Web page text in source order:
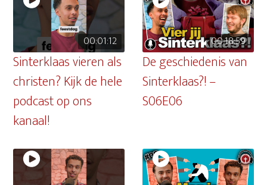
00:01:12
Sinterklaas vieren als
christen? Kijk de hele
podcast op ons
kanaal!
00:18:59
De geschiedenis van
Sinterklaas?! –
S06E06